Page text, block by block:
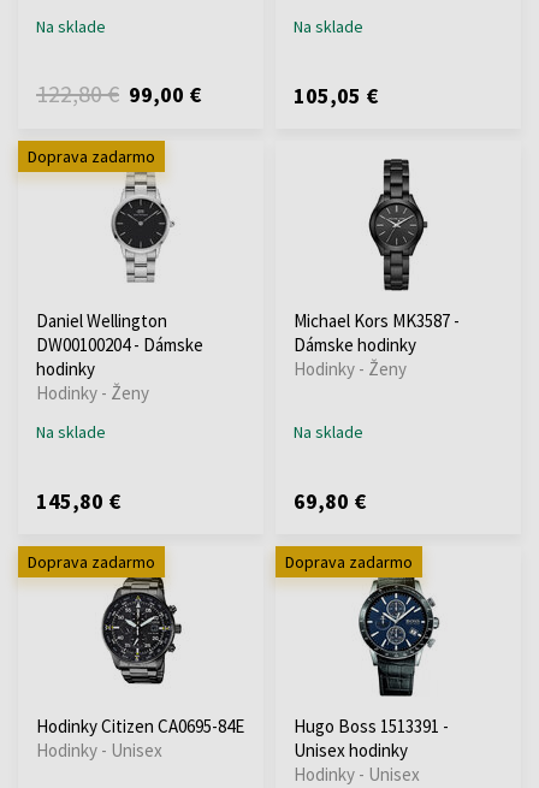
Na sklade
122,80 € 99,00 €
Na sklade
105,05 €
Doprava zadarmo
Daniel Wellington
DW00100204 - Dámske
hodinky
Hodinky - Ženy
Na sklade
145,80 €
Michael Kors MK3587 -
Dámske hodinky
Hodinky - Ženy
Na sklade
69,80 €
Doprava zadarmo
Hodinky Citizen CA0695-84E
Hodinky - Unisex
Doprava zadarmo
Hugo Boss 1513391 -
Unisex hodinky
Hodinky - Unisex